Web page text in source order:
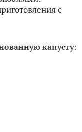
с
капусту: